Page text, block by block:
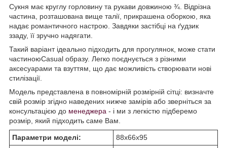
Сукня має круглу горловину та рукави довжиною ¾. Відрізна
частина, розташована вище талії, прикрашена оборкою, яка
надає романтичного настрою. Завдяки застібці на ґудзик
ззаду, її зручно надягати.
Такий варіант ідеально підходить для прогулянок, може стати
частиноюCasual образу. Легко поєднується з різними
аксесуарами та взуттям, що дає можливість створювати нові
стилізації.
Модель представлена в повномірній розмірній сітці: визначте
свій розмір згідно наведених нижче замірів або зверніться за
консультацією до менеджера - і ми з легкістю підберемо
розмір, який підходить саме Вам.
Параметри моделі:
88х66х95